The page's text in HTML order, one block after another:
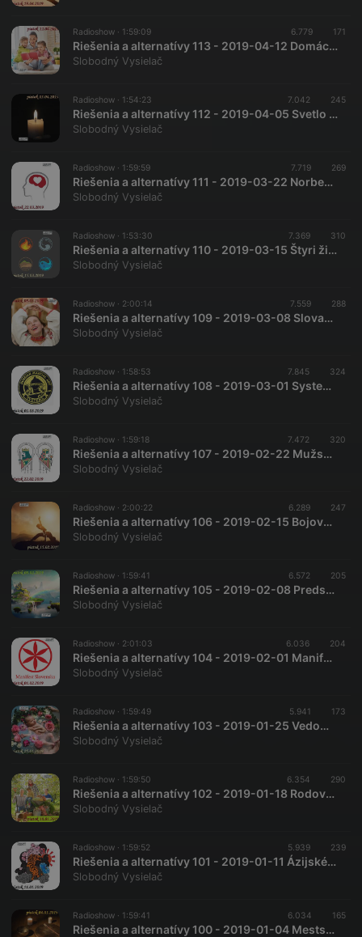
Radioshow · 1:59:09 6.779 171
Riešenia a alternatívy 113 - 2019-04-12 Domáce vzdelávanie…
Slobodný Vysielač
Radioshow · 1:54:23 7.042 245
Riešenia a alternatívy 112 - 2019-04-05 Svetlo a temnota…
Slobodný Vysielač
Radioshow · 1:59:59 7.719 269
Riešenia a alternatívy 111 - 2019-03-22 Norbekovova ozdravná metóda…
Slobodný Vysielač
Radioshow · 1:53:30 7.369 310
Riešenia a alternatívy 110 - 2019-03-15 Štyri živly…
Slobodný Vysielač
Radioshow · 2:00:14 7.559 288
Riešenia a alternatívy 109 - 2019-03-08 Slovanské čarovnice…
Slobodný Vysielač
Radioshow · 1:58:53 7.845 324
Riešenia a alternatívy 108 - 2019-03-01 Systema – slovanské bojové umenie…
Slobodný Vysielač
Radioshow · 1:59:18 7.472 320
Riešenia a alternatívy 107 - 2019-02-22 Mužský a ženský svet…
Slobodný Vysielač
Radioshow · 2:00:22 6.289 247
Riešenia a alternatívy 106 - 2019-02-15 Bojové umenia…
Slobodný Vysielač
Radioshow · 1:59:41 6.572 205
Riešenia a alternatívy 105 - 2019-02-08 Predstavivosť verzus virtuálna realita…
Slobodný Vysielač
Radioshow · 2:01:03 6.036 204
Riešenia a alternatívy 104 - 2019-02-01 Manifest Slovenska – kultúra…
Slobodný Vysielač
Radioshow · 1:59:49 5.941 173
Riešenia a alternatívy 103 - 2019-01-25 Vedomé pôrody…
Slobodný Vysielač
Radioshow · 1:59:50 6.354 290
Riešenia a alternatívy 102 - 2019-01-18 Rodové statky…
Slobodný Vysielač
Radioshow · 1:59:52 5.939 239
Riešenia a alternatívy 101 - 2019-01-11 Ázijské tigre…
Slobodný Vysielač
Radioshow · 1:59:41 6.034 165
Riešenia a alternatívy 100 - 2019-01-04 Mestský šamanizmus…